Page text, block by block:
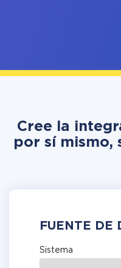
Cree la
por sí mismo,
FUENTE DE
Sistema